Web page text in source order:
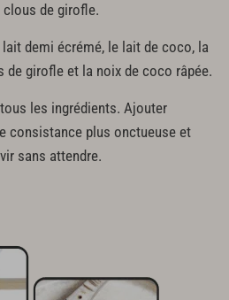
de girofle.
demi écrémé, le lait de coco, la
de girofle et la noix de coco râpée.
les ingrédients. Ajouter
consistance plus onctueuse et
sans attendre.